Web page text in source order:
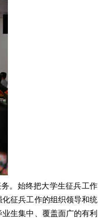
。始终把大学生征兵工作
征兵工作的组织领导和统
生集中、覆盖面广的有利